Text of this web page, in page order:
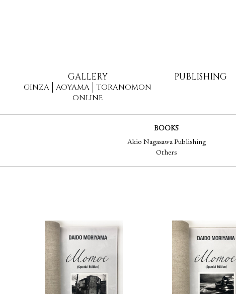
GALLERY
GINZA AOYAMA
TORANOMON
ONLINE
PUBLISHING
BOOKS
Akio Nagasawa Publishing
Others